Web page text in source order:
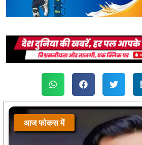
आज फोकस में
आज फोकस में